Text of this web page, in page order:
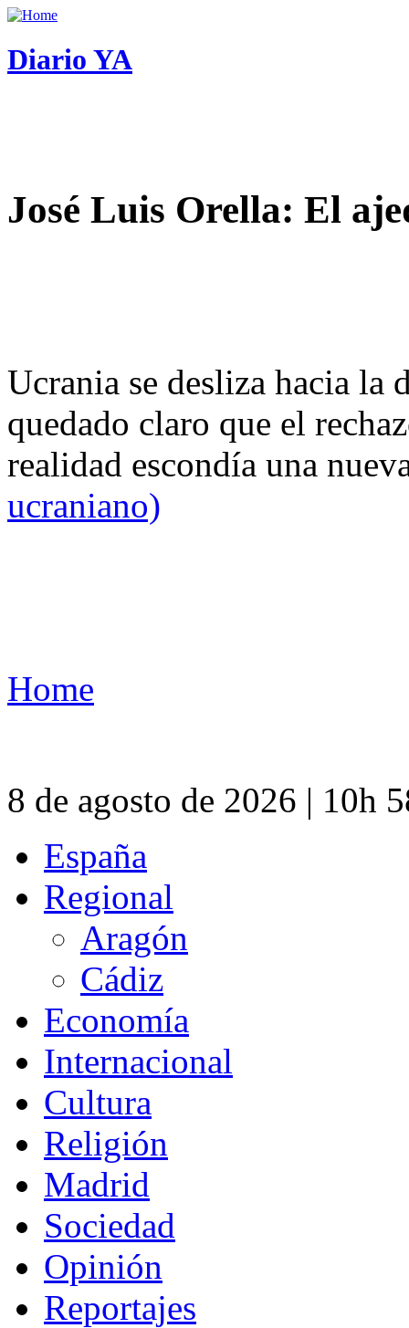
Diario YA
José Luis Orella: El
Ucrania se desliza hacia
quedado claro que el
realidad escondía una
ucraniano)
Home
8 de agosto de 2026 | 10h
España
Regional
Aragón
Cádiz
Economía
Internacional
Cultura
Religión
Madrid
Sociedad
Opinión
Reportajes